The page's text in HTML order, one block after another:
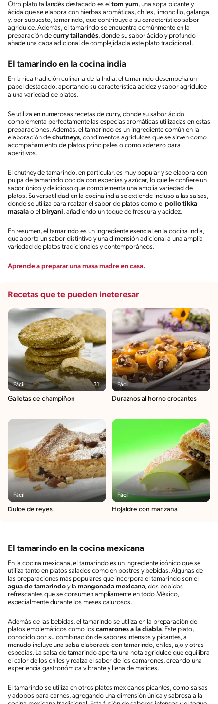
Otro plato tailandés destacado es el tom yum, una sopa picante y
ácida que se elabora con hierbas aromáticas, chiles, limoncillo, galanga
y, por supuesto, tamarindo, que contribuye a su característico sabor
agridulce. Además, el tamarindo se encuentra comúnmente en la
preparación de curry tailandés, donde su sabor ácido y profundo
añade una capa adicional de complejidad a este plato tradicional.
El tamarindo en la cocina india
En la rica tradición culinaria de la India, el tamarindo desempeña un
papel destacado, aportando su característica acidez y sabor agridulce
a una variedad de platos.
Se utiliza en numerosas recetas de curry, donde su sabor ácido
complementa perfectamente las especias aromáticas utilizadas en estas
preparaciones. Además, el tamarindo es un ingrediente común en la
elaboración de chutneys, condimentos agridulces que se sirven como
acompañamiento de platos principales o como aderezo para
aperitivos.
El chutney de tamarindo, en particular, es muy popular y se elabora con
pulpa de tamarindo cocida con especias y azúcar, lo que le confiere un
sabor único y delicioso que complementa una amplia variedad de
platos. Su versatilidad en la cocina india se extiende incluso a las salsas,
donde se utiliza para realzar el sabor de platos como el pollo tikka
masala o el biryani, añadiendo un toque de frescura y acidez.
En resumen, el tamarindo es un ingrediente esencial en la cocina india,
que aporta un sabor distintivo y una dimensión adicional a una amplia
variedad de platos tradicionales y contemporáneos.
Aprende a preparar una masa madre en casa.
Recetas que te pueden ineteresar
Fácil 31'
Galletas de champiñon
Fácil
Duraznos al horno crocantes
Fácil
Dulce de reyes
Fácil
Hojaldre con manzana
El tamarindo en la cocina mexicana
En la cocina mexicana, el tamarindo es un ingrediente icónico que se
utiliza tanto en platos salados como en postres y bebidas. Algunas de
las preparaciones más populares que incorpora el tamarindo son el
agua de tamarindo y la mangonada mexicana, dos bebidas
refrescantes que se consumen ampliamente en todo México,
especialmente durante los meses calurosos.
Además de las bebidas, el tamarindo se utiliza en la preparación de
platos emblemáticos como los camarones a la diabla. Este plato,
conocido por su combinación de sabores intensos y picantes, a
menudo incluye una salsa elaborada con tamarindo, chiles, ajo y otras
especias. La salsa de tamarindo aporta una nota agridulce que equilibra
el calor de los chiles y realza el sabor de los camarones, creando una
experiencia gastronómica vibrante y llena de matices.
El tamarindo se utiliza en otros platos mexicanos picantes, como salsas
y adobos para carnes, agregando una dimensión única y sabrosa a la